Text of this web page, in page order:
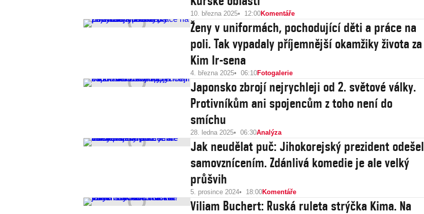
10. března 2025 12:00Komentáře
Ženy v uniformách, pochodující děti a práce na
poli. Tak vypadaly příjemnější okamžiky života za
Kim Ir-sena
4. března 2025 06:10Fotogalerie
Japonsko zbrojí nejrychleji od 2. světové války.
Protivníkům ani spojencům z toho není do
smíchu
28. ledna 2025 06:30Analýza
Jak neudělat puč: Jihokorejský prezident odešel
samovznícením. Zdánlivá komedie je ale velký
průšvih
5. prosince 2024 18:00Komentáře
Viliam Buchert: Ruská ruleta strýčka Kima. Na